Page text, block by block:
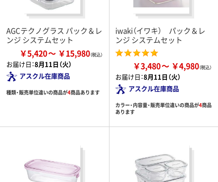
AGCテクノグラス パック＆レ
ンジ システムセット
￥5,420 ￥15,980
お届け日：8月11日（火）
アスクル在庫商品
種類・販売単位違いの商品が4商品あります
iwaki（イワキ） パック＆レ
ンジ システムセット
￥3,480 ￥4,980
お届け日：8月11日（火）
アスクル在庫商品
カラー・内容量・販売単位違いの商品が4商品
あります